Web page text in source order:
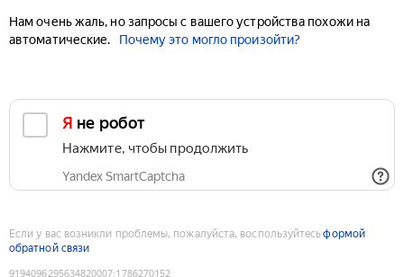
Нам очень жаль, но запросы с вашего устройства похожи на
автоматические.
Почему это могло произойти?
Я не робот
Нажмите, чтобы продолжить
Yandex SmartCaptcha
Если у вас возникли проблемы, пожалуйста, воспользуйтесьформой
обратной связи
9194096295634820007:1786270152